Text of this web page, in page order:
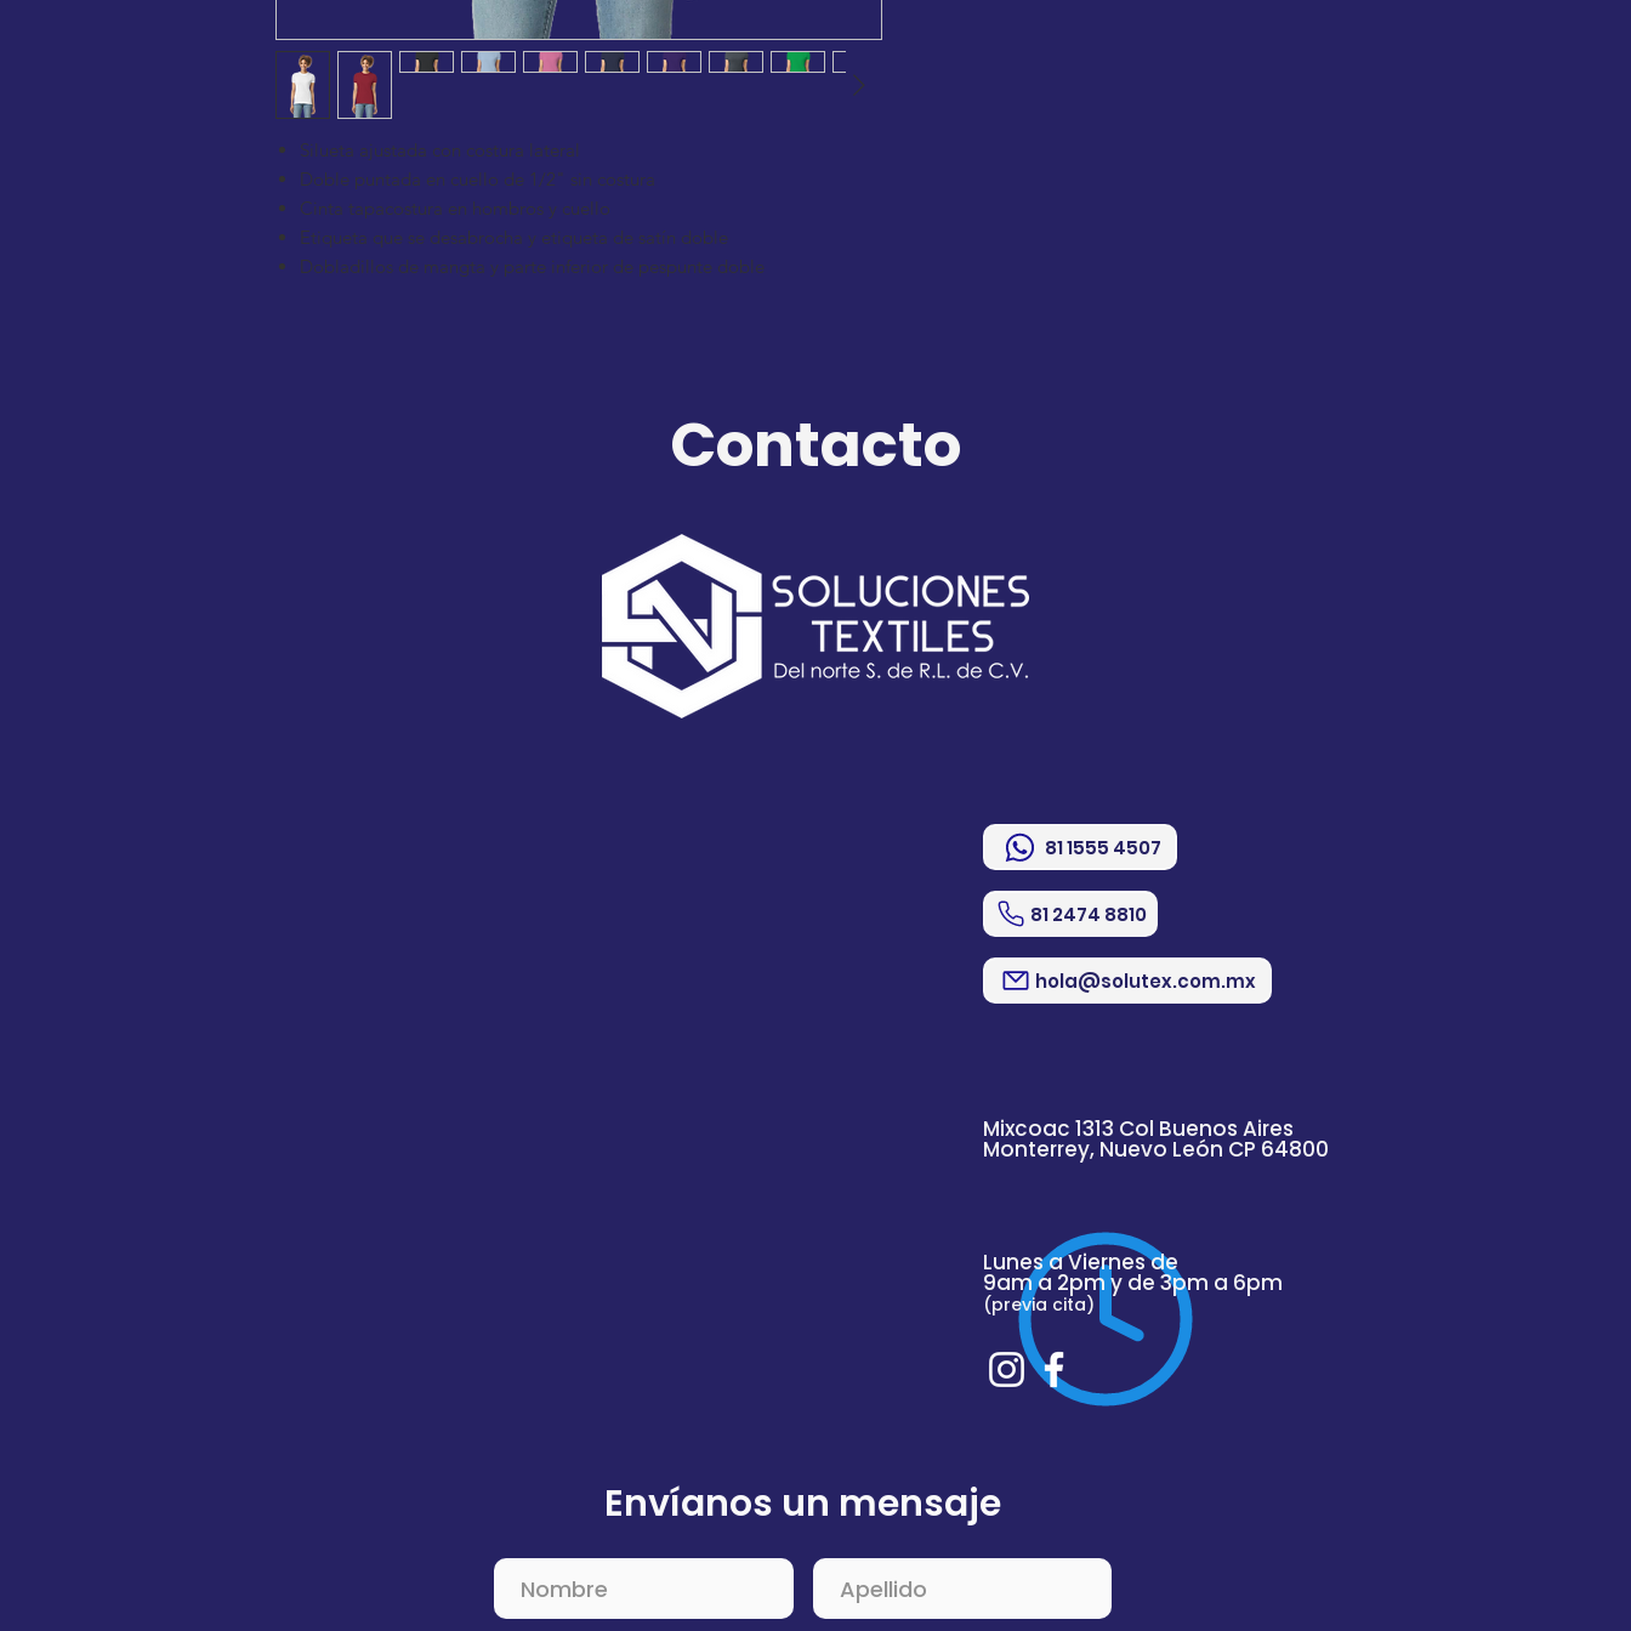
Silueta ajustada con costura lateral
Doble puntada en cuello de 1/2" sin costura
Cinta tapacostura en hombros y cuello
Etiqueta que se desabrocha y etiqueta de satín doble
Dobladillos de mangta y parte inferior de pespunte doble
Contacto
81 1555 4507
81 2474 8810
hola@solutex.com.mx
Mixcoac 1313 Col Buenos Aires
Monterrey, Nuevo León CP 64800
Lunes a Viernes de
9am a 2pm y de 3pm a 6pm
(previa cita)
Envíanos un mensaje